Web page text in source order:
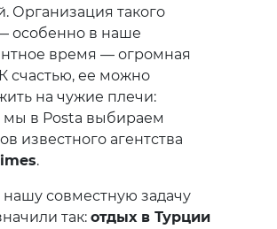
Организация такого
особенно в наше
время — огромная
счастью, ее можно
на чужие плечи:
мы в Posta выбираем
известного агентства
.
совместную задачу
так: отдых в Турции